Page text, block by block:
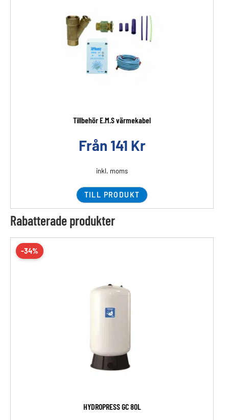
Tillbehör E.M.S värmekabel
Från 141 Kr
inkl. moms
TILL PRODUKT
Rabatterade produkter
-34%
HYDROPRESS GC 80L